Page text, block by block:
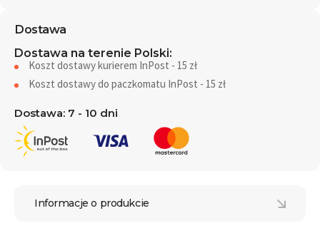
Dostawa
Dostawa na terenie Polski:
Koszt dostawy kurierem InPost - 15 zł
Koszt dostawy do paczkomatu InPost - 15 zł
Dostawa: 7 - 10 dni
Informacje o produkcie